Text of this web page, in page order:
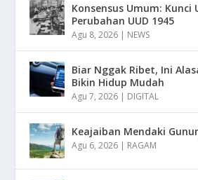
Konsensus Umum: Kunci
Perubahan UUD 1945
Agu 8, 2026 | NEWS
Biar Nggak Ribet, Ini
Bikin Hidup Mudah
Agu 7, 2026 | DIGITAL
Keajaiban Mendaki
Agu 6, 2026 | RAGAM